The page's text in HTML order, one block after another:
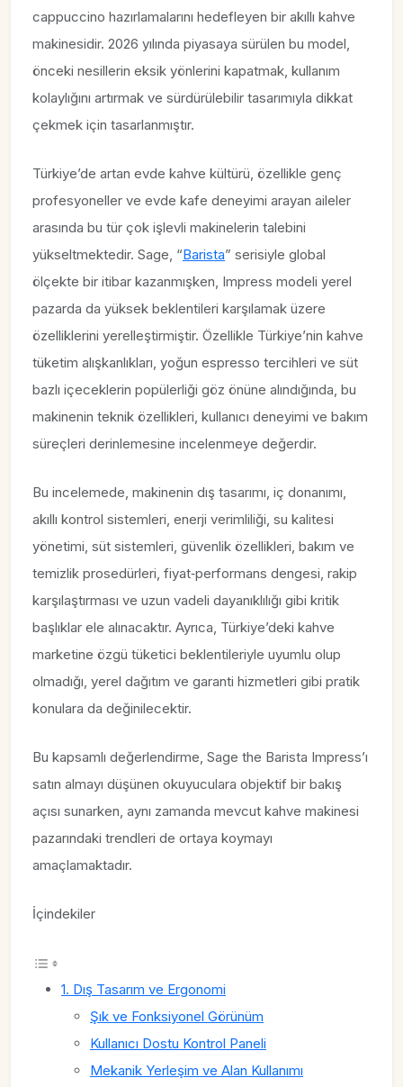
cappuccino hazırlamalarını hedefleyen bir akıllı kahve
makinesidir. 2026 yılında piyasaya sürülen bu model,
önceki nesillerin eksik yönlerini kapatmak, kullanım
kolaylığını artırmak ve sürdürülebilir tasarımıyla dikkat
çekmek için tasarlanmıştır.
Türkiye’de artan evde kahve kültürü, özellikle genç
profesyoneller ve evde kafe deneyimi arayan aileler
arasında bu tür çok işlevli makinelerin talebini
yükseltmektedir. Sage, “Barista” serisiyle global
ölçekte bir itibar kazanmışken, Impress modeli yerel
pazarda da yüksek beklentileri karşılamak üzere
özelliklerini yerelleştirmiştir. Özellikle Türkiye’nin kahve
tüketim alışkanlıkları, yoğun espresso tercihleri ve süt
bazlı içeceklerin popülerliği göz önüne alındığında, bu
makinenin teknik özellikleri, kullanıcı deneyimi ve bakım
süreçleri derinlemesine incelenmeye değerdir.
Bu incelemede, makinenin dış tasarımı, iç donanımı,
akıllı kontrol sistemleri, enerji verimliliği, su kalitesi
yönetimi, süt sistemleri, güvenlik özellikleri, bakım ve
temizlik prosedürleri, fiyat‑performans dengesi, rakip
karşılaştırması ve uzun vadeli dayanıklılığı gibi kritik
başlıklar ele alınacaktır. Ayrıca, Türkiye’deki kahve
marketine özgü tüketici beklentileriyle uyumlu olup
olmadığı, yerel dağıtım ve garanti hizmetleri gibi pratik
konulara da değinilecektir.
Bu kapsamlı değerlendirme, Sage the Barista Impress’ı
satın almayı düşünen okuyuculara objektif bir bakış
açısı sunarken, aynı zamanda mevcut kahve makinesi
pazarındaki trendleri de ortaya koymayı
amaçlamaktadır.
İçindekiler
1. Dış Tasarım ve Ergonomi
Şık ve Fonksiyonel Görünüm
Kullanıcı Dostu Kontrol Paneli
Mekanik Yerleşim ve Alan Kullanımı